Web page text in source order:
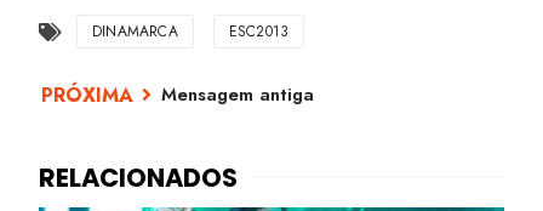
DINAMARCA ESC2013
Mensagem antiga